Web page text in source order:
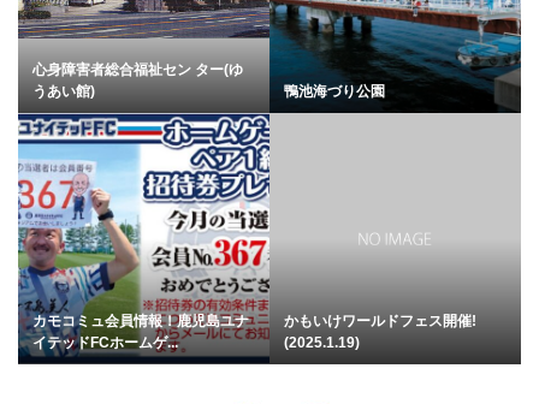
心身障害者総合福祉セン ター(ゆ
うあい館)
鴨池海づり公園
カモコミュ会員情報！鹿児島ユナ
イテッドFCホームゲ...
かもいけワールドフェス開催!
(2025.1.19)